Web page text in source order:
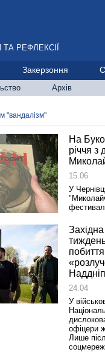
РЕФЛЕКСІЇ
Закерзоння
Архів
"вандалізм"
На
річчя з
15.06
У
24.04
У
офіцери
Лише